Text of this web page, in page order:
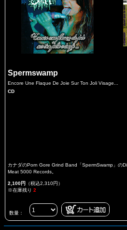
Spermswamp
Encore Une Flaque De Joie Sur Ton Joli Visage...
CD
カナダのPorn Gore Grind Band「SpermSwamp」の
Meat 5000 Records。
2,100円 （税込2,310円）
※在庫残り 2
数量：